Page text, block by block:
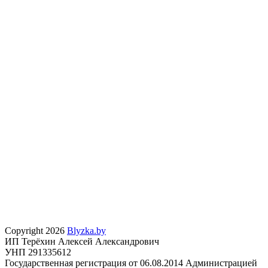
Copyright 2026 Blyzka.by
ИП Терёхин Алексей Александрович
УНП 291335612
Государственная регистрация от 06.08.2014 Администрацией